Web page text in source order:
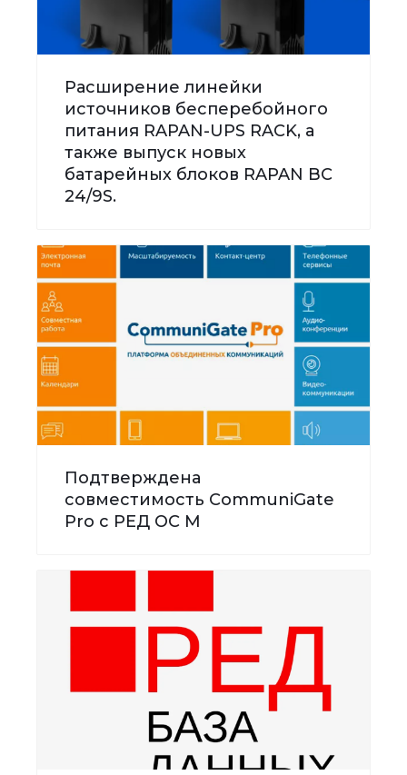
Расширение линейки
источников бесперебойного
питания RAPAN-UPS RACK, а
также выпуск новых
батарейных блоков RAPAN BC
24/9S.
Подтверждена
совместимость CommuniGate
Pro с РЕД ОС М